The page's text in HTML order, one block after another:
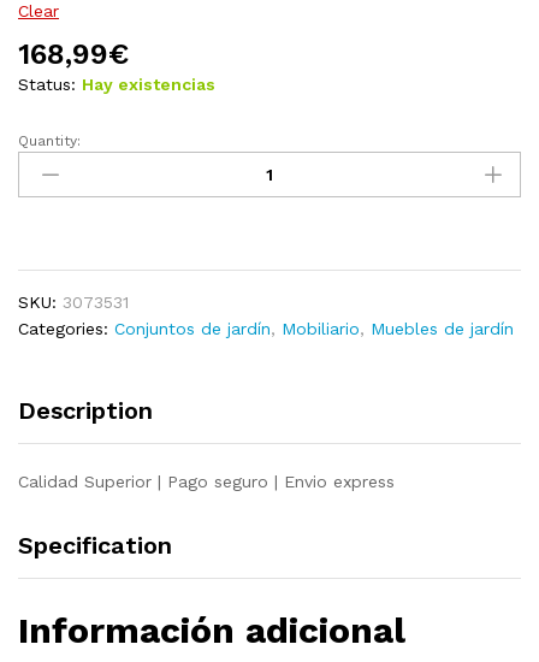
Clear
168,99€
Status: Hay existencias
Juego
comedor
piezas
acero
Quantity:
SKU: 3073531
Categories: Conjuntos de jardín, Mobiliario, Muebles de jardín
Description
Calidad Superior | Pago seguro | Envio express
Specification
Información adicional